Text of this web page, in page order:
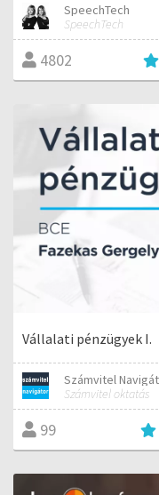
SpeechTech
SpeechTech
4802
Vállalati pénzügyek I.
Számvitel
Számvitel oktatás
99